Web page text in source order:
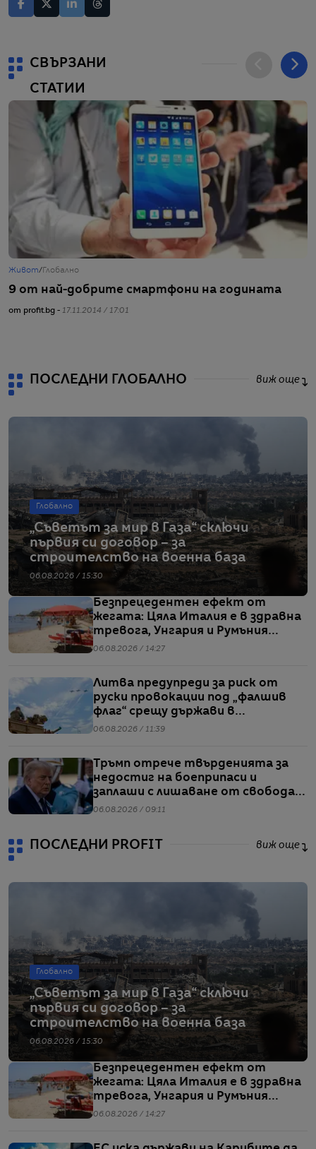
СВЪРЗАНИ
СТАТИИ
Живот/ Глобално
9 от най-добрите смартфони на годината
от profit.bg - 17.11.2014 / 17:01
ПОСЛЕДНИ ГЛОБАЛНО виж още
Глобално
„Съветът за мир в Газа“ сключи
първия си договор – за
строителство на военна база
06.08.2026 / 15:30
Безпрецедентен ефект от
жегата: Цяла Италия е в здравна
тревога, Унгария и Румъния
пестят електричество
06.08.2026 / 14:27
Литва предупреди за риск от
руски провокации под „фалшив
флаг“ срещу държави в
Балтийския регион
06.08.2026 / 11:39
Тръмп отрече твърденията за
недостиг на боеприпаси и
заплаши с лишаване от свобода
хората, които разпространяват
06.08.2026 / 09:11
ПОСЛЕДНИ PROFIT виж още
Глобално
„Съветът за мир в Газа“ сключи
първия си договор – за
строителство на военна база
06.08.2026 / 15:30
Безпрецедентен ефект от
жегата: Цяла Италия е в здравна
тревога, Унгария и Румъния
пестят електричество
06.08.2026 / 14:27